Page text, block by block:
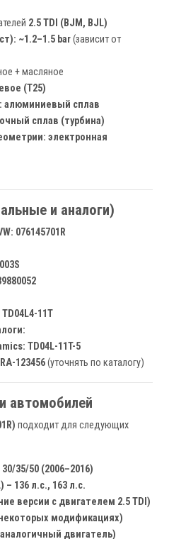
2.5 TDI (BJM, BJL)
~1.2–1.5 bar(зависит от
+ масляное
(T25)
алюминиевый сплав
сплав (турбина)
электронная
и аналоги)
076145701R
TD04L4-11T
TD04L-11T-5
123456(уточнять по каталогу)
автомобилей
подходит для следующих
30/35/50 (2006–2016)
– 136 л.с., 163 л.с.
версии с двигателем 2.5 TDI)
модификациях)
двигатель)